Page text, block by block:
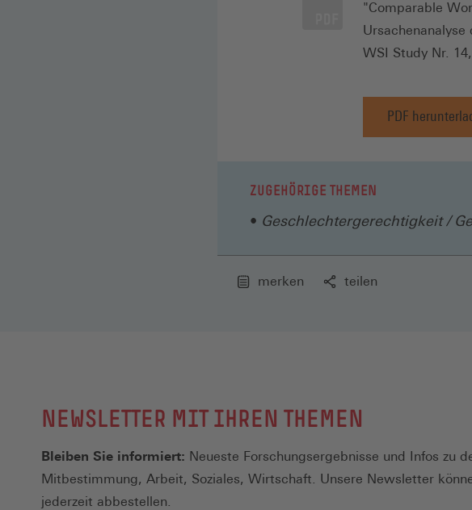
"Comparable
Ursachenanalyse
WSI Study Nr.
PDF
ZUGEHÖRIGE THEMEN
Geschlechtergerechtigkeit /
merken teilen
NEWSLETTER MIT IHREN THEMEN
Bleiben Sie informiert: Neueste Forschungsergebnisse und Infos zu
Mitbestimmung, Arbeit, Soziales, Wirtschaft. Unsere Newsletter
jederzeit abbestellen.